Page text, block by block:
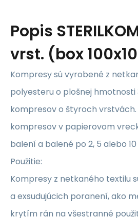
Popis
vrst. (box
Kompresy sú vyrobené z
polyesteru o plošnej
kompresov o štyroch vrstvách.
kompresov v papierovom
balení a balené po 2, 5 alebo 10
Použitie:
Kompresy z netkaného textilu
a exsudujúcich poranení, ako
krytím rán na všestranné